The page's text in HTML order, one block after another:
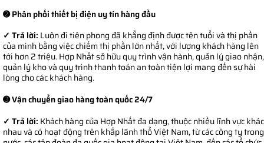
➋ Phân phối thiết bị điện uy tín hàng đầu
✓ Trả lời: Luôn đi tiên phong đã khẳng định được tên tuổi và thị phần
của mình bằng việc chiếm thị phần lớn nhất, với lượng khách hàng lên
tới hơn 2 triệu. Hợp Nhất sở hữu quy trình vận hành, quản lý giao nhận,
quản lý kho và quy trình thanh toán an toàn tiện lợi mang đến sự hài
lòng cho các khách hàng.
➌ Vận chuyển giao hàng toàn quốc 24/7
✓ Trả lời: Khách hàng của Hợp Nhất đa dạng, thuộc nhiều lĩnh vực khác
nhau và có hoạt động trên khắp lãnh thổ Việt Nam, từ các công ty trong